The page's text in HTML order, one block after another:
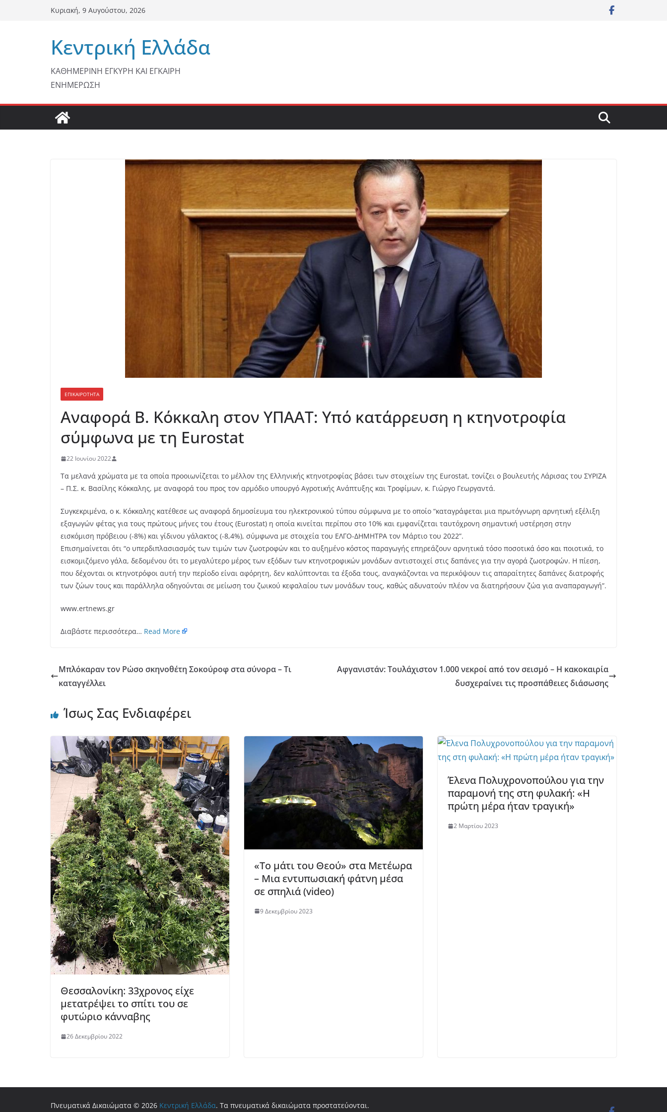
Κυριακή, 9 Αυγούστου, 2026
Κεντρική Ελλάδα
ΚΑΘΗΜΕΡΙΝΗ ΕΓΚΥΡΗ ΚΑΙ ΕΓΚΑΙΡΗ
ΕΝΗΜΕΡΩΣΗ
ΕΠΙΚΑΙΡΟΤΗΤΑ
Αναφορά Β. Κόκκαλη στον ΥΠΑΑΤ: Υπό κατάρρευση η κτηνοτροφία
σύμφωνα με τη Eurostat
22 Ιουνίου 2022
Τα μελανά χρώματα με τα οποία προοιωνίζεται το μέλλον της Ελληνικής κτηνοτροφίας βάσει των στοιχείων της Eurostat, τονίζει ο βουλευτής Λάρισας του ΣΥΡΙΖΑ
– Π.Σ. κ. Βασίλης Κόκκαλης, με αναφορά του προς τον αρμόδιο υπουργό Αγροτικής Ανάπτυξης και Τροφίμων, κ. Γιώργο Γεωργαντά.
Συγκεκριμένα, ο κ. Κόκκαλης κατέθεσε ως αναφορά δημοσίευμα του ηλεκτρονικού τύπου σύμφωνα με το οποίο “καταγράφεται μια πρωτόγνωρη αρνητική εξέλιξη
εξαγωγών φέτας για τους πρώτους μήνες του έτους (Eurostat) η οποία κινείται περίπου στο 10% και εμφανίζεται ταυτόχρονη σημαντική υστέρηση στην
εισκόμιση πρόβειου (-8%) και γίδινου γάλακτος (-8,4%), σύμφωνα με στοιχεία του ΕΛΓΟ-ΔΗΜΗΤΡΑ τον Μάρτιο του 2022”.
Επισημαίνεται ότι “ο υπερδιπλασιασμός των τιμών των ζωοτροφών και το αυξημένο κόστος παραγωγής επηρεάζουν αρνητικά τόσο ποσοτικά όσο και ποιοτικά, το
εισκομιζόμενο γάλα, δεδομένου ότι το μεγαλύτερο μέρος των εξόδων των κτηνοτροφικών μονάδων αντιστοιχεί στις δαπάνες για την αγορά ζωοτροφών. Η πίεση,
που δέχονται οι κτηνοτρόφοι αυτή την περίοδο είναι αφόρητη, δεν καλύπτονται τα έξοδα τους, αναγκάζονται να περικόψουν τις απαραίτητες δαπάνες διατροφής
των ζώων τους και παράλληλα οδηγούνται σε μείωση του ζωικού κεφαλαίου των μονάδων τους, καθώς αδυνατούν πλέον να διατηρήσουν ζώα για αναπαραγωγή”.
www.ertnews.gr
Διαβάστε περισσότερα… Read More
Μπλόκαραν τον Ρώσο σκηνοθέτη Σοκούροφ στα σύνορα – Τι
καταγγέλλει
Αφγανιστάν: Τουλάχιστον 1.000 νεκροί από τον σεισμό – Η κακοκαιρία
δυσχεραίνει τις προσπάθειες διάσωσης
Ίσως Σας Ενδιαφέρει
Θεσσαλονίκη: 33χρονος είχε
μετατρέψει το σπίτι του σε
φυτώριο κάνναβης
26 Δεκεμβρίου 2022
«Το μάτι του Θεού» στα Μετέωρα
– Μια εντυπωσιακή φάτνη μέσα
σε σπηλιά (video)
9 Δεκεμβρίου 2023
Έλενα Πολυχρονοπούλου για την
παραμονή της στη φυλακή: «Η
πρώτη μέρα ήταν τραγική»
2 Μαρτίου 2023
Πνευματικά Δικαιώματα © 2026 Κεντρική Ελλάδα. Τα πνευματικά δικαιώματα προστατεύονται.